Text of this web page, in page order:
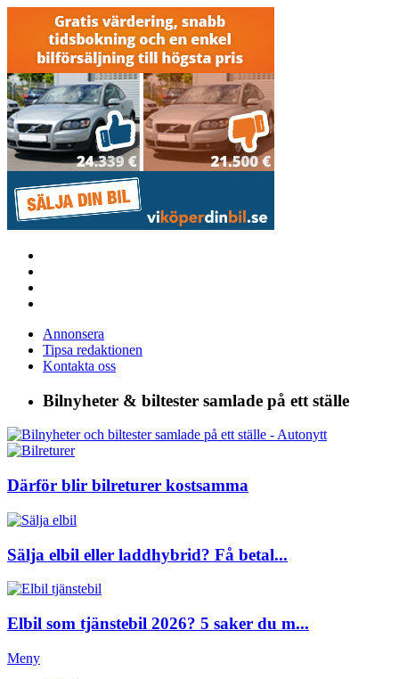
Annonsera
Tipsa redaktionen
Kontakta oss
Bilnyheter & biltester samlade på ett ställe
Därför blir bilreturer kostsamma
Sälja elbil eller laddhybrid? Få betal...
Elbil som tjänstebil 2026? 5 saker du m...
Meny